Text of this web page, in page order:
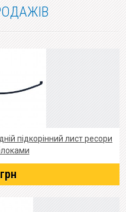
підкорінний лист ресори
грн